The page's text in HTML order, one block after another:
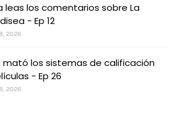
leas los comentarios sobre La
- Ep 12
2026
mató los sistemas de calificación
- Ep 26
2026